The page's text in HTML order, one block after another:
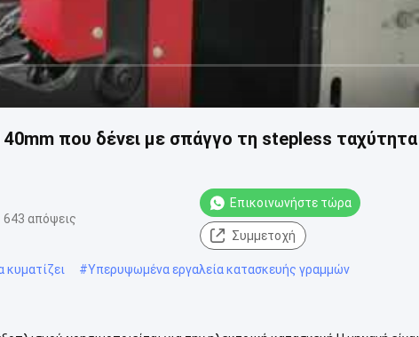
που δένει με σπάγγο τη stepless ταχύτητα
643 απόψεις
Επικοινωνήστε τώρα
Συμμετοχή
κυματίζει #Υπερυψωμένα εργαλεία κατασκευής γραμμών